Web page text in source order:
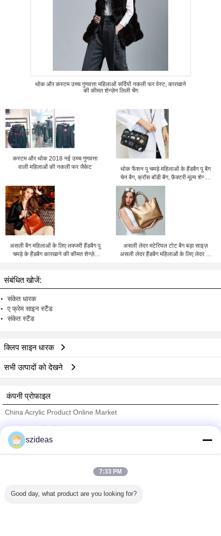
थोक और कस्टम उच्च गुणवत्ता महिलाओं सर्दियों नकली फर वेस्ट, कारखाने
की कीमत शेन्ज़ेन लिली चेंग
कस्टम और थोक 2018 नई उच्च गुणवत्ता
वाली महिलाओं की नकली फर जैकेट
थोक फैशन पु चमड़े महिलाओं के हैंडबैग पु बैग
चेन बैग, क्रॉस बॉडी बैग, फ़ैक्टरी मूल्य शेन्ज़ेन
लिली चेंग
असली बैग महिलाओं के लिए लक्जरी हैंडबैग पु
चमड़े के हैंडबैग कारखाने की कीमत शेन्ज़ेन
असली लेदर मटेरियल टोट बैग बड़ा साइज़
असली लेदर हैंडबैग महिलाओं के लिए लेदर बैग
संबंधित खोजें:
संकेत धारक
ए फ्रेम साइन स्टैंड
संकेत स्टैंड
क्लिप साइन धारक
सभी उत्पादों को देखने
कंपनी प्रोफाइल
China Acrylic Product Online Market
Trust Seal
सभी उत्पाद
szideas
7:33 PM
Good day, what product are you looking for?